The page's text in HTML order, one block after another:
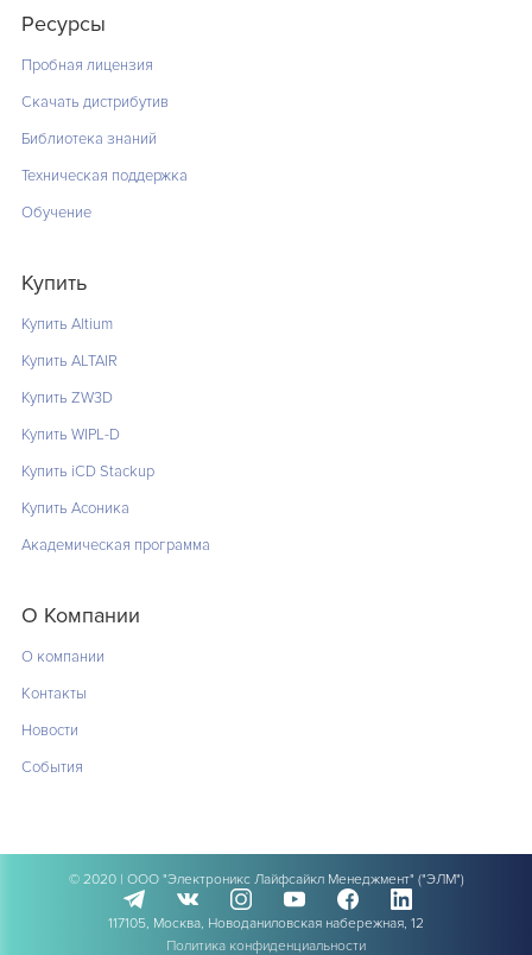
Ресурсы
Пробная лицензия
Скачать дистрибутив
Библиотека знаний
Техническая поддержка
Обучение
Купить
Купить Altium
Купить ALTAIR
Купить ZW3D
Купить WIPL-D
Купить iCD Stackup
Купить Асоника
Академическая программа
О Компании
О компании
Контакты
Новости
События
© 2020 | ООО "Электроникс Лайфсайкл Менеджмент" ("ЭЛМ")
117105, Москва, Новоданиловская набережная, 12
Политика конфиденциальности